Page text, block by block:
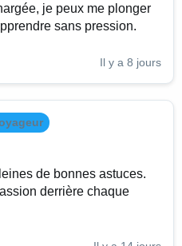
je peux me plonger
sans pression.
Il y a 8 jours
de bonnes astuces.
derrière chaque